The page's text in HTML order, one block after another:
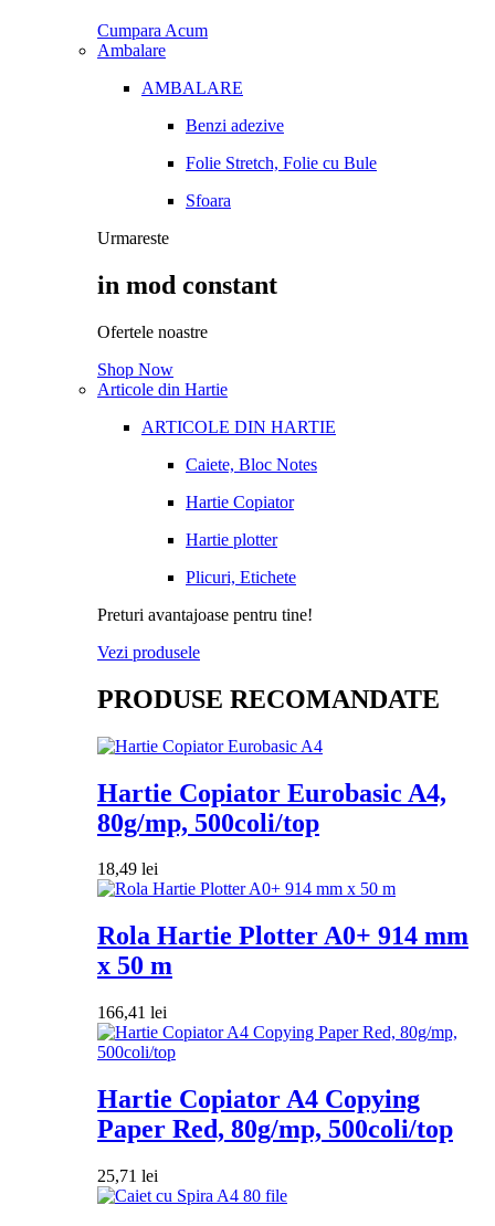
Cumpara Acum
Ambalare
AMBALARE
Benzi adezive
Folie Stretch, Folie cu Bule
Sfoara
Urmareste
in mod constant
Ofertele noastre
Shop Now
Articole din Hartie
ARTICOLE DIN HARTIE
Caiete, Bloc Notes
Hartie Copiator
Hartie plotter
Plicuri, Etichete
Preturi avantajoase pentru tine!
Vezi produsele
PRODUSE RECOMANDATE
Hartie Copiator Eurobasic A4,
80g/mp, 500coli/top
18,49 lei
Rola Hartie Plotter A0+ 914 mm
x 50 m
166,41 lei
Hartie Copiator A4 Copying
Paper Red, 80g/mp, 500coli/top
25,71 lei